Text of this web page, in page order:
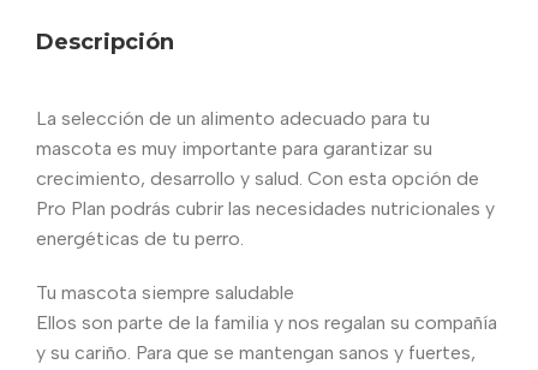
Descripción
La selección de un alimento adecuado para tu
mascota es muy importante para garantizar su
crecimiento, desarrollo y salud. Con esta opción de
Pro Plan podrás cubrir las necesidades nutricionales y
energéticas de tu perro.
Tu mascota siempre saludable
Ellos son parte de la familia y nos regalan su compañía
y su cariño. Para que se mantengan sanos y fuertes,